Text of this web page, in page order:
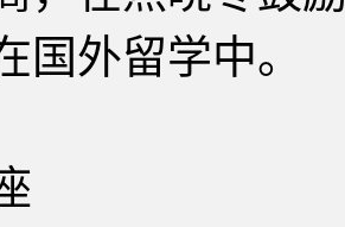
国外留学中。